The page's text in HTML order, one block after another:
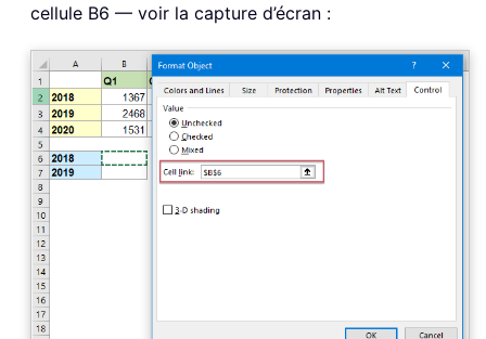
cellule B6 — voir la capture d’écran :